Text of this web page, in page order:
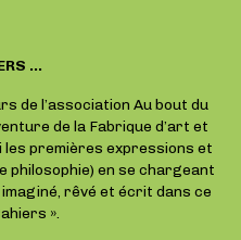
…
de l’association Au bout du
de la Fabrique d’art et
premières expressions et
en se chargeant
rêvé et écrit dans ce
».